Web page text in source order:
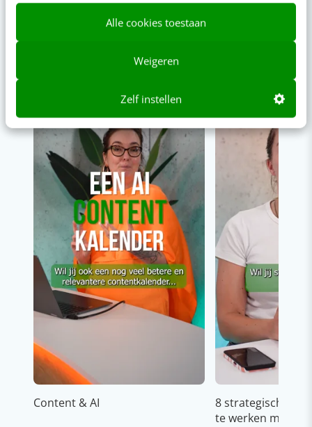
Alle cookies toestaan
Weigeren
Zelf instellen
Bekijk de korte video's
Content & AI
8 strategische
te werken met